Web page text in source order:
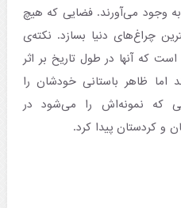
به وجود می‌آورند. فضایی که هیچ
چراغ‌های دنیا بسازد. نکته‌ی
که آنها در طول تاریخ بر اثر
ظاهر باستانی خودشان را
که نمونه‌اش را می‌شود در
و کردستان پیدا کرد.